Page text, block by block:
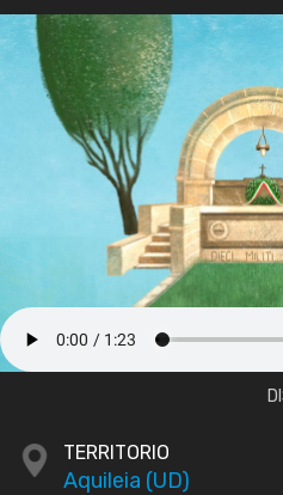
TERRITORIO
Aquileia (UD)